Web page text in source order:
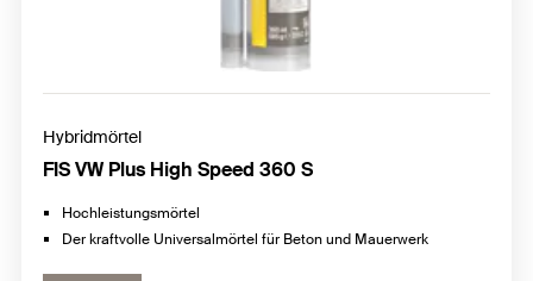
Hybridmörtel
FIS VW Plus High Speed 360 S
Hochleistungsmörtel
Der kraftvolle Universalmörtel für Beton und Mauerwerk